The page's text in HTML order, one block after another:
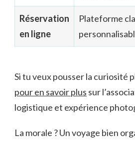
Réservation
en ligne
Plateforme
Si tu veux pousser la curiosité
pour en savoir plus sur
logistique et expérience
La morale ? Un voyage bien